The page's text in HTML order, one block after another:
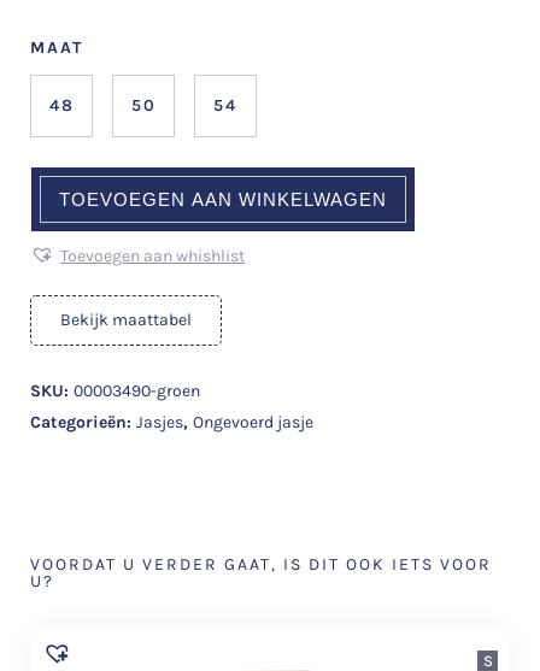
MAAT
48 50 54
TOEVOEGEN AAN WINKELWAGEN
Toevoegen aan whishlist
Bekijk maattabel
SKU: 00003490-groen
Categorieën: Jasjes, Ongevoerd jasje
VOORDAT U VERDER GAAT, IS DIT OOK IETS VOOR
U?
S